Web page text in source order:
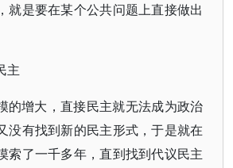
就是要在某个公共问题上直接做出
主
的增大，直接民主就无法成为政治
没有找到新的民主形式，于是就在
索了一千多年，直到找到代议民主